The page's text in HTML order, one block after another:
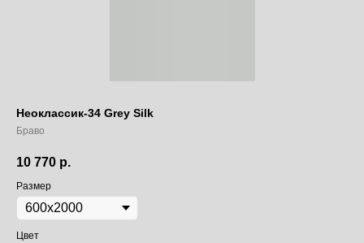
Неоклассик-34 Grey Silk
Браво
10 770 р.
Размер
Цвет